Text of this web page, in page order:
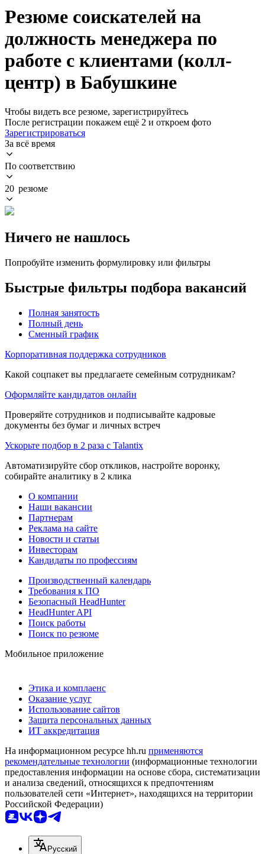
Резюме соискателей на
должность менеджера по
работе с клиентами (колл-
центр) в Бабушкине
Чтобы видеть все резюме, зарегистрируйтесь
После регистрации покажем ещё 2 и откроем фото
Зарегистрироваться
За всё время
По соответствию
20 резюме
Ничего не нашлось
Попробуйте изменить формулировку или фильтры
Быстрые фильтры подбора вакансий
Полная занятость
Полный день
Сменный график
Корпоративная поддержка сотрудников
Какой соцпакет вы предлагаете семейным сотрудникам?
Оформляйте кандидатов онлайн
Проверяйте сотрудников и подписывайте кадровые
документы без бумаг и личных встреч
Ускорьте подбор в 2 раза с Talantix
Автоматизируйте сбор откликов, настройте воронку,
собирайте аналитику в 2 клика
О компании
Наши вакансии
Партнерам
Реклама на сайте
Новости и статьи
Инвесторам
Кандидаты по профессиям
Производственный календарь
Требования к ПО
Безопасный HeadHunter
HeadHunter API
Поиск работы
Поиск по резюме
Мобильное приложение
Этика и комплаенс
Оказание услуг
Использование сайтов
Защита персональных данных
ИТ аккредитация
На информационном ресурсе hh.ru применяются
рекомендательные технологии (информационные технологии
предоставления информации на основе сбора, систематизации
и анализа сведений, относящихся к предпочтениям
пользователей сети «Интернет», находящихся на территории
Российской Федерации)
Русский